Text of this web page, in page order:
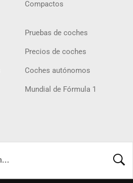
Compactos
Pruebas de coches
Precios de coches
Coches autónomos
Mundial de Fórmula 1